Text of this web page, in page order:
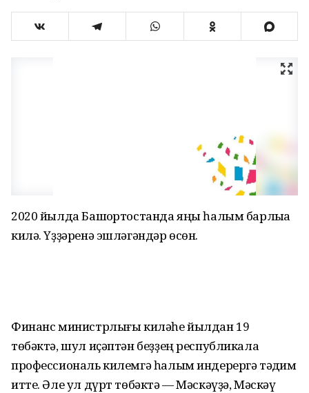
2020 йылда Башҡортостанда яңы һалым барлыҡҡа
килә. Үҙҙәренә эшләгәндәр өсөн.
Финанс министрлығы киләһе йылдан 19
төбәктә, шул иҫәптән беҙҙең республикала
профессиональ килемгә һалым индерергә тәҡдим
итте. Әле ул дүрт төбәктә — Мәскәүҙә, Мәскәү